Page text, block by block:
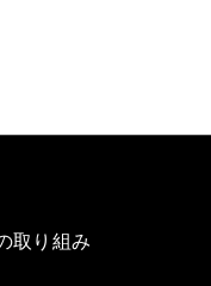
取り組み